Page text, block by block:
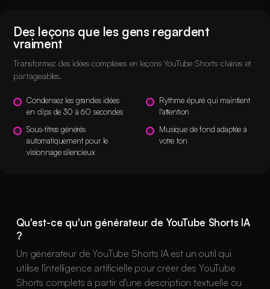
Des leçons que les gens regardent
vraiment
Transformez des idées complexes en leçons YouTube Shorts claires et
partageables.
Condensez les grandes idées
en clips de 30 à 60 secondes
Sous-titres générés
automatiquement pour le
visionnage silencieux
Rythme épuré qui maintient
l'attention
Musique de fond adaptée à
votre ton
Qu'est-ce qu'un générateur de YouTube Shorts IA
?
Un générateur de YouTube Shorts IA est un outil qui
utilise l'intelligence artificielle pour créer des YouTube
Shorts complets à partir d'une description textuelle ou